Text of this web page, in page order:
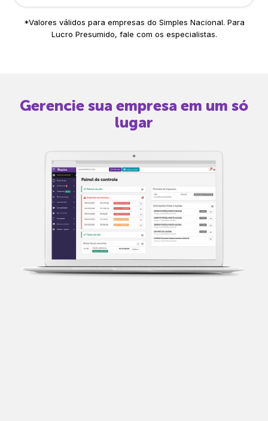
*Valores válidos para empresas do Simples Nacional. Para
Lucro Presumido, fale com os especialistas.
Gerencie sua empresa em um só
lugar